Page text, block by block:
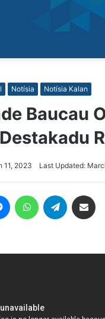
Notísia Notísia Kalan
Baucau
11, 2023 Last Updated: